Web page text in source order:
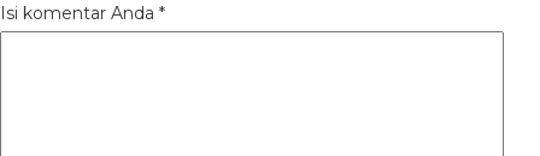
Isi komentar Anda *